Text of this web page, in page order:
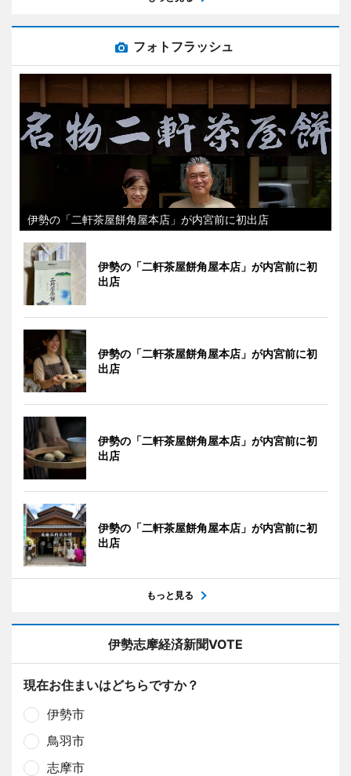
フォトフラッシュ
伊勢の「二軒茶屋餅角屋本店」が内宮前に初出店
伊勢の「二軒茶屋餅角屋本店」が内宮前に初
出店
伊勢の「二軒茶屋餅角屋本店」が内宮前に初
出店
伊勢の「二軒茶屋餅角屋本店」が内宮前に初
出店
伊勢の「二軒茶屋餅角屋本店」が内宮前に初
出店
もっと見る
伊勢志摩経済新聞VOTE
現在お住まいはどちらですか？
伊勢市
鳥羽市
志摩市